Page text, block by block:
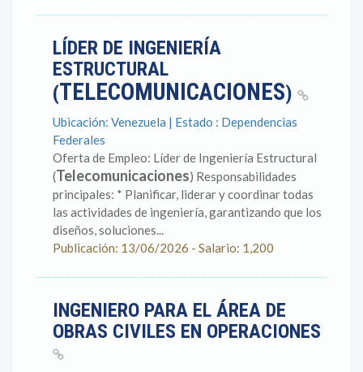
LÍDER DE INGENIERÍA
ESTRUCTURAL
(TELECOMUNICACIONES)
Ubicación: Venezuela | Estado : Dependencias
Federales
Oferta de Empleo: Líder de Ingeniería Estructural
(Telecomunicaciones) Responsabilidades
principales: * Planificar, liderar y coordinar todas
las actividades de ingeniería, garantizando que los
diseños, soluciones...
Publicación: 13/06/2026 - Salario: 1,200
INGENIERO PARA EL ÁREA DE
OBRAS CIVILES EN OPERACIONES